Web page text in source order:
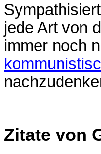
jede Art von
immer noch
Zitate von